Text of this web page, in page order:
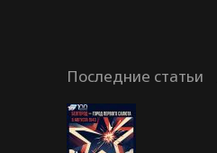
Последние статьи